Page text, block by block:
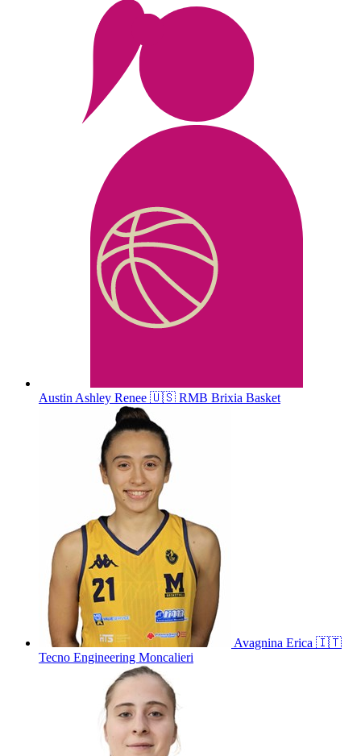
AustinAshley Renee 🇺🇸 RMB Brixia Basket
Avagnina Erica 🇮🇹
Tecno Engineering Moncalieri